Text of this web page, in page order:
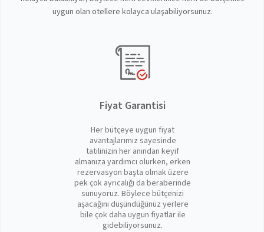
uygun olan otellere kolayca ulaşabiliyorsunuz.
Fiyat Garantisi
Her bütçeye uygun fiyat
avantajlarımız sayesinde
tatilinizin her anından keyif
almanıza yardımcı olurken, erken
rezervasyon başta olmak üzere
pek çok ayrıcalığı da beraberinde
sunuyoruz. Böylece bütçenizi
aşacağını düşündüğünüz yerlere
bile çok daha uygun fiyatlar ile
gidebiliyorsunuz.